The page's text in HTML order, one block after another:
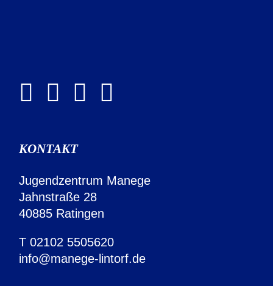
KONTAKT
Jugendzentrum Manege
Jahnstraße 28
40885 Ratingen
T02102 5505620
info@manege-lintorf.de